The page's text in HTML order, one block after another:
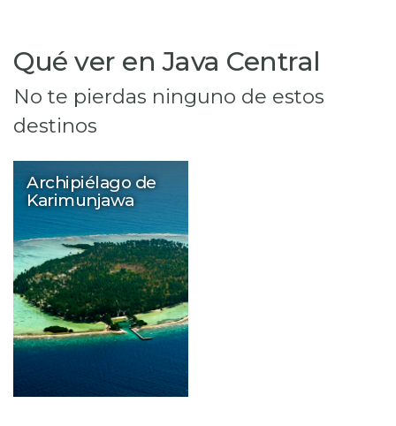
Qué ver en Java Central
No te pierdas ninguno de estos
destinos
Archipiélago de
Karimunjawa